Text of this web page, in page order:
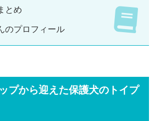
とめ
のプロフィール
プから迎えた保護犬のトイプ